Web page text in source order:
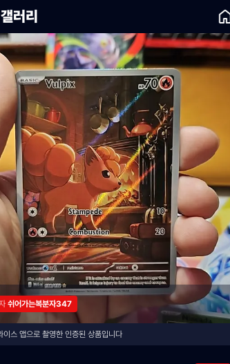
러리
쉬어가는복분자347
스 앱으로 촬영한 인증된 상품입니다